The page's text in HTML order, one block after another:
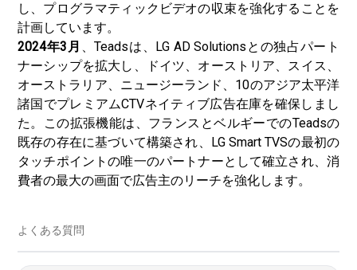
し、プログラマティックビデオの収束を強化することを
計画しています。
2024年3月 、Teadsは、LG AD Solutionsとの独占パート
ナーシップを拡大し、ドイツ、オーストリア、スイス、
オーストラリア、ニュージーランド、10のアジア太平洋
諸国でプレミアムCTVネイティブ広告在庫を確保しまし
た。この拡張機能は、フランスとベルギーでのTeadsの
既存の存在に基づいて構築され、LG Smart TVSの最初の
タッチポイントの唯一のパートナーとして確立され、消
費者の最大の画面で広告主のリーチを強化します。
よくある質問